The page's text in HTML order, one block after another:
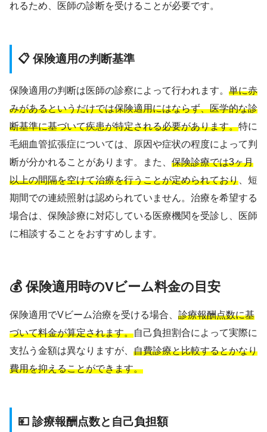
れるため、医師の診断を受けることが必要です。
📋 保険適用の判断基準
保険適用の判断は医師の診察によって行われます。 単に赤
みがあるというだけでは保険適用にはならず、医学的な診
断基準に基づいて疾患が特定される必要があります。特に
毛細血管拡張症については、原因や症状の程度によって判
断が分かれることがあります。また、 保険診療では3ヶ月
以上の間隔を空けて治療を行うことが定められており 、短
期間での連続照射は認められていません。治療を希望する
場合は、保険診療に対応している医療機関を受診し、医師
に相談することをおすすめします。
💰 保険適用時のVビーム料金の目安
保険適用でVビーム治療を受ける場合、 診療報酬点数に基
づいて料金が算定されます。自己負担割合によって実際に
支払う金額は異なりますが、 自費診療と比較するとかなり
費用を抑えることができます。
💴 診療報酬点数と自己負担額